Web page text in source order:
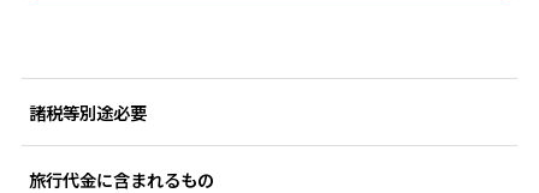
諸税等別途必要
旅行代金に含まれるもの